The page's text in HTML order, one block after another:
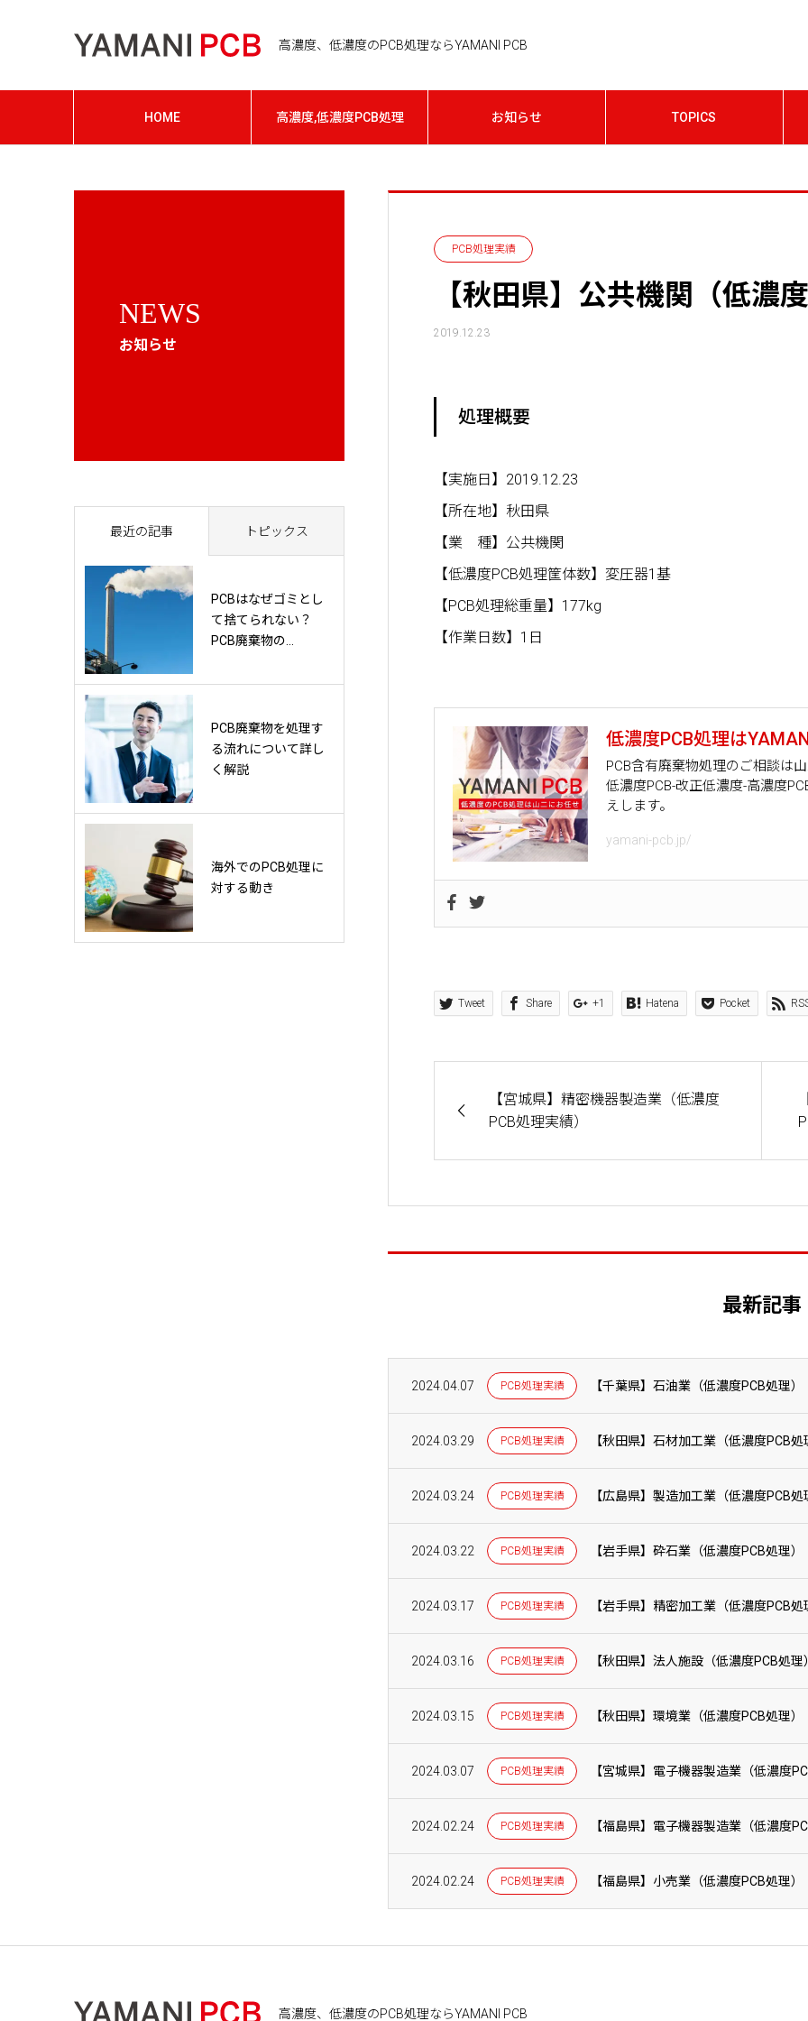
高濃度、低濃度のPCB処理ならYAMANI PCB
HOME 高濃度,低濃度PCB処理 お知らせ TOPICS
NEWS
お知らせ
PCB処理実績
【秋田県】公共機関（低濃
2019.12.23
処理概要
【実施日】2019.12.23
【所在地】秋田県
【業 種】公共機関
【低濃度PCB処理筐体数】変圧器1基
【PCB処理総重量】177kg
【作業日数】1日
低濃度PCB処理は
PCB含有廃棄物処理のご相談は
低濃度PCB-改正低濃度-高濃度
えします。
yamani-pcb.jp/
Tweet Share +1 Hatena Pocket
【宮城県】精密機器製造業（低濃度
PCB処理実績）
最新記事
2024.04.07 PCB処理実績 【千葉県】石油業（低濃度PCB処理）
2024.03.29 PCB処理実績 【秋田県】石材加工業（低濃度PCB処
2024.03.24 PCB処理実績 【広島県】製造加工業（低濃度PCB処
2024.03.22 PCB処理実績 【岩手県】砕石業（低濃度PCB処理）
2024.03.17 PCB処理実績 【岩手県】精密加工業（低濃度PCB処
2024.03.16 PCB処理実績 【秋田県】法人施設（低濃度PCB処理）
2024.03.15 PCB処理実績 【秋田県】環境業（低濃度PCB処理）
2024.03.07 PCB処理実績 【宮城県】電子機器製造業（低濃度
2024.02.24 PCB処理実績 【福島県】電子機器製造業（低濃度
2024.02.24 PCB処理実績 【福島県】小売業（低濃度PCB処理）
最近の記事 トピックス
PCBはなぜゴミとし
て捨てられない？
PCB廃棄物の...
PCB廃棄物を処理す
る流れについて詳し
く解説
海外でのPCB処理に
対する動き
高濃度、低濃度のPCB処理ならYAMANI PCB